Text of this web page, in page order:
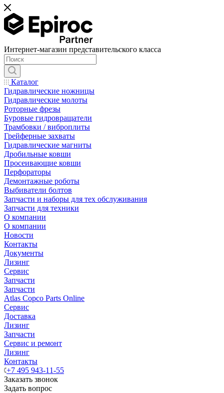
Интернет-магазин представительского класса
Каталог
Гидравлические ножницы
Гидравлические молоты
Роторные фрезы
Буровые гидровращатели
Трамбовки / виброплиты
Грейферные захваты
Гидравлические магниты
Дробильные ковши
Просеивающие ковши
Перфораторы
Демонтажные роботы
Выбиватели болтов
Запчасти и наборы для тех обслуживания
Запчасти для техники
О компании
О компании
Новости
Контакты
Документы
Лизинг
Сервис
Запчасти
Запчасти
Atlas Copco Parts Online
Сервис
Доставка
Лизинг
Запчасти
Сервис и ремонт
Лизинг
Контакты
+7 495 943-11-55
Заказать звонок
Задать вопрос